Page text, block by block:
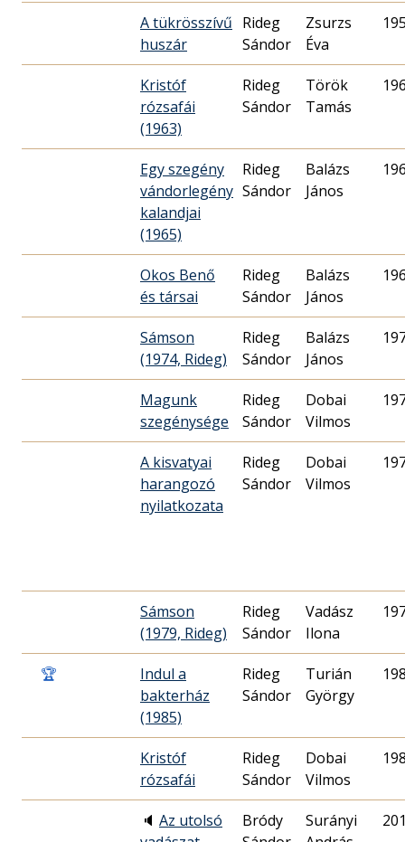
A tükrösszívű
huszár
Rideg
Sándor
Zsurzs
Éva
Kristóf
rózsafái
(1963)
Rideg
Sándor
Török
Tamás
Egy szegény
vándorlegény
kalandjai
(1965)
Rideg
Sándor
Balázs
János
Okos Benő
és társai
Rideg
Sándor
Balázs
János
Sámson
(1974, Rideg)
Rideg
Sándor
Balázs
János
Magunk
szegénysége
Rideg
Sándor
Dobai
Vilmos
A kisvatyai
harangozó
nyilatkozata
Rideg
Sándor
Dobai
Vilmos
Sámson
(1979, Rideg)
Rideg
Sándor
Vadász
Ilona
🏆
Indul a
bakterház
(1985)
Rideg
Sándor
Turián
György
Kristóf
rózsafái
Rideg
Sándor
Dobai
Vilmos
🔈 Az utolsó
Bródy
Surányi